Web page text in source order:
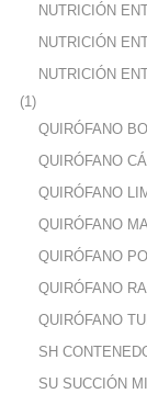
NUTRICIÓN
NUTRICIÓN
NUTRICIÓN
(1)
QUIRÓFANO
QUIRÓFANO
QUIRÓFANO
QUIRÓFANO
QUIRÓFANO
QUIRÓFANO
QUIRÓFANO
SH
SU SUCCIÓN